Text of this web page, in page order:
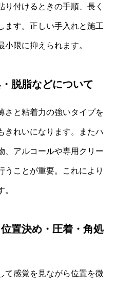
付けるときの手順、長く
ます。正しい手入れと施工
限に抑えられます。
脱脂などについて
さと粘着力の強いタイプを
きれいになります。またハ
、アルコールや専用クリー
うことが重要。これにより
置決め・圧着・角処
て感覚を見ながら位置を微